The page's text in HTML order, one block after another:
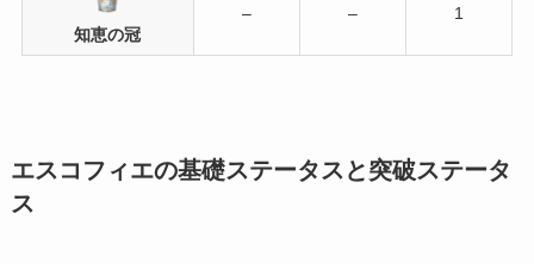
知恵の冠
– – 1
エスコフィエの基礎ステータスと突破ステータ
ス